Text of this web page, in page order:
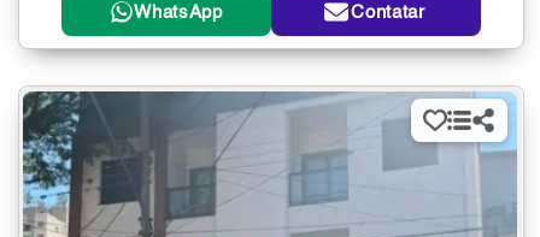
WhatsApp Contatar